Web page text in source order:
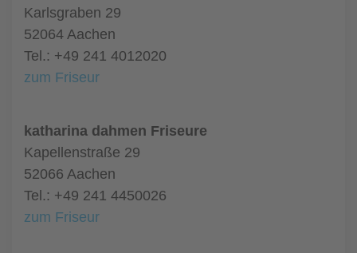
Karlsgraben 29
52064 Aachen
Tel.: +49 241 4012020
zum Friseur
katharina dahmen Friseure
Kapellenstraße 29
52066 Aachen
Tel.: +49 241 4450026
zum Friseur